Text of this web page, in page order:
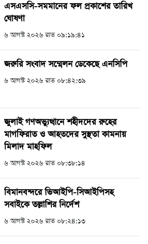
এসএসসি-সমমানের ফল প্রকাশের তারিখ
ঘোষণা
৬ আগস্ট ২০২৬ রাত ০৯:১৯:৪১
জরুরি সংবাদ সম্মেলন ডেকেছে এনসিপি
৬ আগস্ট ২০২৬ রাত ০৮:৪২:৩৯
জুলাই গণঅভ্যুত্থানে শহীদদের রুহের
মাগফিরাত ও আহতদের সুস্থতা কামনায়
মিলাদ মাহফিল
৬ আগস্ট ২০২৬ রাত ০৮:৩৮:১৪
বিমানবন্দরে ভিআইপি-সিআইপিসহ
সবাইকে তল্লাশির নির্দেশ
৬ আগস্ট ২০২৬ রাত ০৮:২৪:১৩